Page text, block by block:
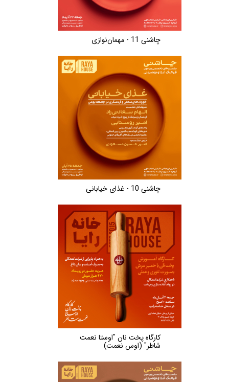
چاشنی 11 - مهمان‌نوازی
چاشنی 10 - غذای خیابانی
کارگاه پخت نان "اوستا نعمت
شاطر" (اوس نعمت)